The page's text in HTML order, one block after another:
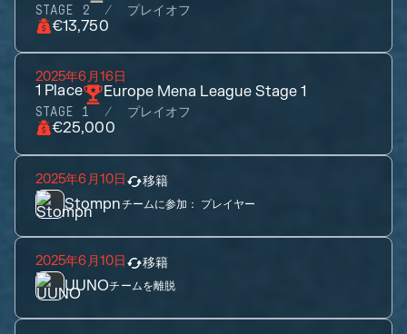
STAGE 2 プレイオフ
€13,750
2025年6月16日
1 Place Europe Mena League Stage 1
STAGE 1 プレイオフ
€25,000
2025年6月10日 移籍
Stompnチームに参加： プレイヤー
2025年6月10日 移籍
UUNOチームを離脱